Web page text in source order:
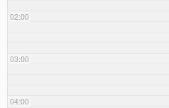
02:00
03:00
04:00